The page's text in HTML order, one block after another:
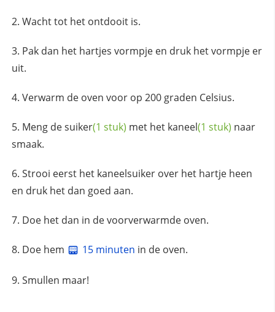
Wacht tot het ontdooit is.
Pak dan het hartjes vormpje en druk het vormpje er
uit.
Verwarm de oven voor op 200 graden Celsius.
Meng desuiker(1 stuk) met het kaneel(1 stuk) naar
smaak.
Strooi eerst het kaneelsuiker over het hartje heen
en druk het dan goed aan.
Doe het dan in de voorverwarmde oven.
Doe hem 15 minuten in de oven.
Smullen maar!